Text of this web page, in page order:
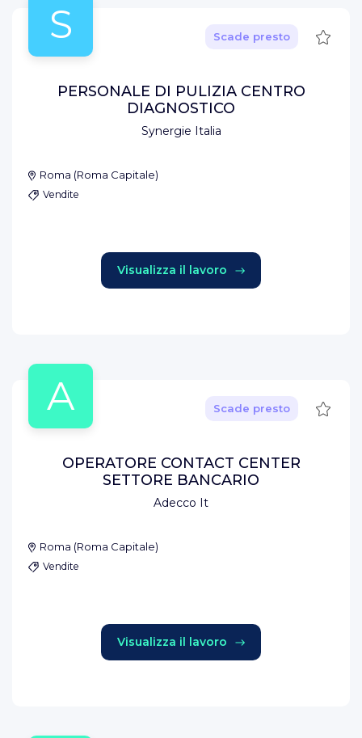
S
Synergie Italia
Scade presto Salva
PERSONALE DI PULIZIA CENTRO
DIAGNOSTICO
Roma (Roma Capitale)
Vendite
Visualizza il lavoro
A
Adecco It
Scade presto Salva
OPERATORE CONTACT CENTER
SETTORE BANCARIO
Roma (Roma Capitale)
Vendite
Visualizza il lavoro